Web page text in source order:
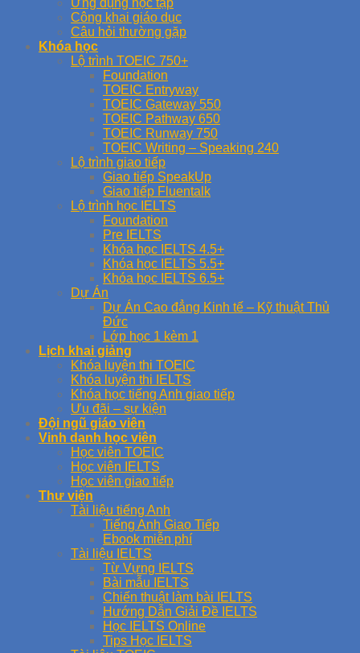
Công khai giáo dục
Câu hỏi thường gặp
Khóa học
Lộ trình TOEIC 750+
Foundation
TOEIC Entryway
TOEIC Gateway 550
TOEIC Pathway 650
TOEIC Runway 750
TOEIC Writing – Speaking 240
Lộ trình giao tiếp
Giao tiếp SpeakUp
Giao tiếp Fluentalk
Lộ trình học IELTS
Foundation
Pre IELTS
Khóa học IELTS 4.5+
Khóa học IELTS 5.5+
Khóa học IELTS 6.5+
Dự Án
Dự Án Cao đẳng Kinh tế – Kỹ thuật Thủ
Đức
Lớp học 1 kèm 1
Lịch khai giảng
Khóa luyện thi TOEIC
Khóa luyện thi IELTS
Khóa học tiếng Anh giao tiếp
Ưu đãi – sự kiện
Đội ngũ giáo viên
Vinh danh học viên
Học viên TOEIC
Học viên IELTS
Học viên giao tiếp
Thư viện
Tài liệu tiếng Anh
Tiếng Anh Giao Tiếp
Ebook miễn phí
Tài liệu IELTS
Từ Vựng IELTS
Bài mẫu IELTS
Chiến thuật làm bài IELTS
Hướng Dẫn Giải Đề IELTS
Học IELTS Online
Tips Học IELTS